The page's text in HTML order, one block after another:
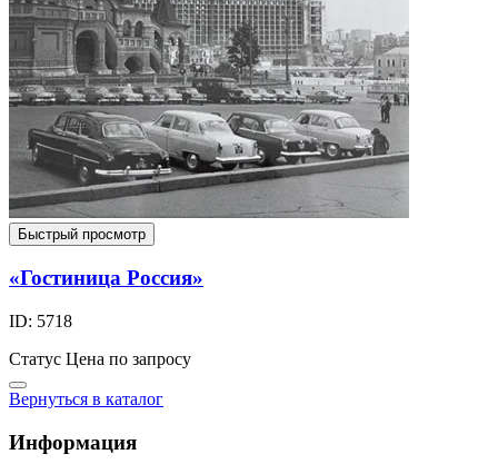
Быстрый просмотр
«Гостиница Россия»
ID: 5718
Статус Цена по запросу
Вернуться в каталог
Информация